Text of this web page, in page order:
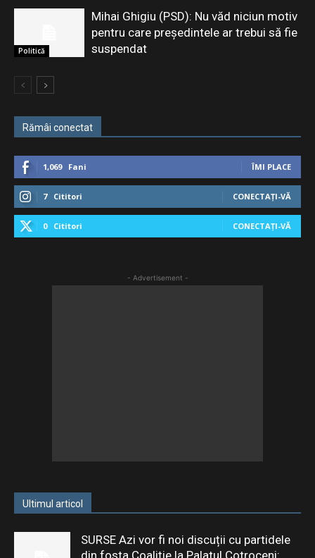
Politică
Mihai Ghigiu (PSD): Nu văd niciun motiv
pentru care preşedintele ar trebui să fie
suspendat
Rămâi conectat
1,069 Fani ÎMI PLACE
7 Cititori CONECTAȚI-VĂ
0 Cititori CONECTAȚI-VĂ
- Advertisement -
Ultimul articol
SURSE Azi vor fi noi discuții cu partidele
din fosta Coaliție la Palatul Cotroceni:...